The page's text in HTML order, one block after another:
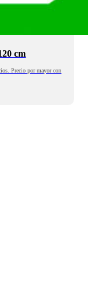
cm
Precio por mayor con